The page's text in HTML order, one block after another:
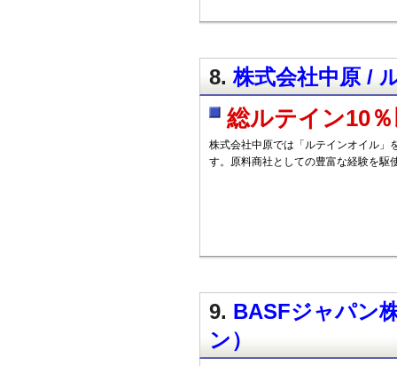
8.株式会社中原 /
総ルテイン10
株式会社中原では「ルテインオイル」
す。原料商社としての豊富な経験を駆
9. BASFジャパン
ン）